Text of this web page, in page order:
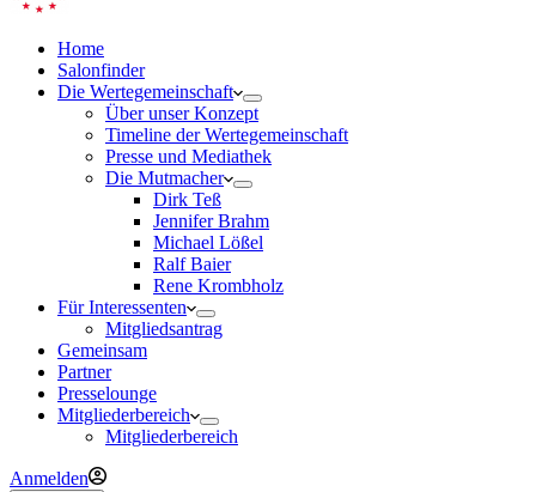
Home
Salonfinder
Die Wertegemeinschaft
Über unser Konzept
Timeline der Wertegemeinschaft
Presse und Mediathek
Die Mutmacher
Dirk Teß
Jennifer Brahm
Michael Lößel
Ralf Baier
Rene Krombholz
Für Interessenten
Mitgliedsantrag
Gemeinsam
Partner
Presselounge
Mitgliederbereich
Mitgliederbereich
Anmelden